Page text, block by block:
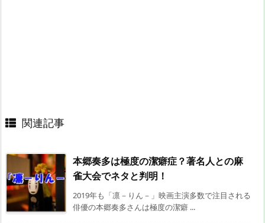
関連記事
本郷奏多は極度の潔癖症？著名人との麻
雀大会でネタと判明！
2019年も「凛－りん－」映画主演多数で注目される
俳優の本郷奏多さんは極度の潔癖 ...